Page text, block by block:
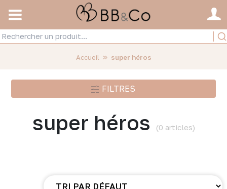
Accueil » super héros
FILTRES
super héros (0 articles)